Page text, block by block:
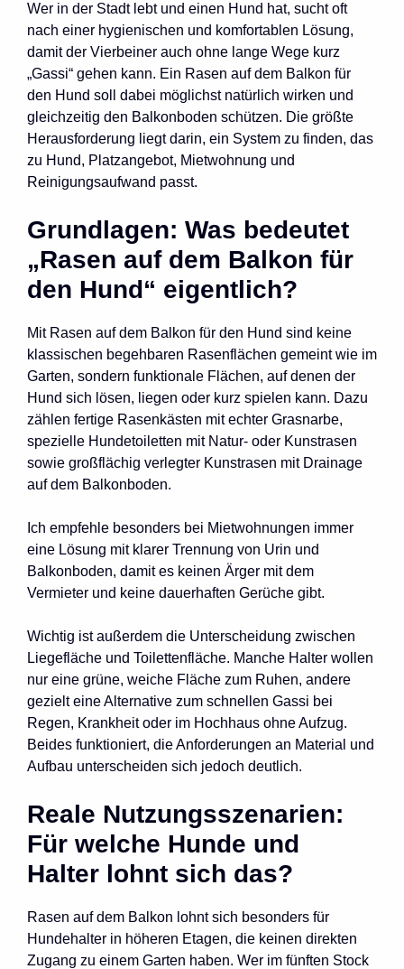
Wer in der Stadt lebt und einen Hund hat, sucht oft
nach einer hygienischen und komfortablen Lösung,
damit der Vierbeiner auch ohne lange Wege kurz
„Gassi“ gehen kann. Ein Rasen auf dem Balkon für
den Hund soll dabei möglichst natürlich wirken und
gleichzeitig den Balkonboden schützen. Die größte
Herausforderung liegt darin, ein System zu finden, das
zu Hund, Platzangebot, Mietwohnung und
Reinigungsaufwand passt.
Grundlagen: Was bedeutet
„Rasen auf dem Balkon für
den Hund“ eigentlich?
Mit Rasen auf dem Balkon für den Hund sind keine
klassischen begehbaren Rasenflächen gemeint wie im
Garten, sondern funktionale Flächen, auf denen der
Hund sich lösen, liegen oder kurz spielen kann. Dazu
zählen fertige Rasenkästen mit echter Grasnarbe,
spezielle Hundetoiletten mit Natur- oder Kunstrasen
sowie großflächig verlegter Kunstrasen mit Drainage
auf dem Balkonboden.
Ich empfehle besonders bei Mietwohnungen immer
eine Lösung mit klarer Trennung von Urin und
Balkonboden, damit es keinen Ärger mit dem
Vermieter und keine dauerhaften Gerüche gibt.
Wichtig ist außerdem die Unterscheidung zwischen
Liegefläche und Toilettenfläche. Manche Halter wollen
nur eine grüne, weiche Fläche zum Ruhen, andere
gezielt eine Alternative zum schnellen Gassi bei
Regen, Krankheit oder im Hochhaus ohne Aufzug.
Beides funktioniert, die Anforderungen an Material und
Aufbau unterscheiden sich jedoch deutlich.
Reale Nutzungsszenarien:
Für welche Hunde und
Halter lohnt sich das?
Rasen auf dem Balkon lohnt sich besonders für
Hundehalter in höheren Etagen, die keinen direkten
Zugang zu einem Garten haben. Wer im fünften Stock